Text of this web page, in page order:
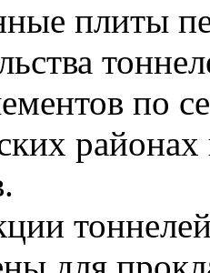
плиты
по
тоннелей